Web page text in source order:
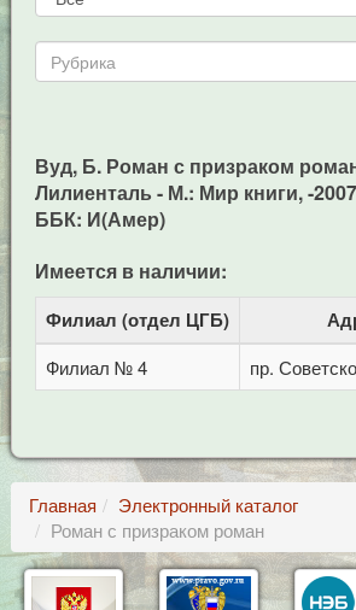
Вуд, Б. Роман с призраком
Лилиенталь - М.: Мир книги, -
ББК: И(Амер)
Имеется в наличии:
Филиал (отдел ЦГБ)
Филиал № 4 пр.
Главная
Электронный каталог
Роман с призраком роман